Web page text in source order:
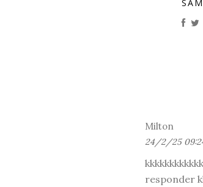
Milton
24/2/25
responder